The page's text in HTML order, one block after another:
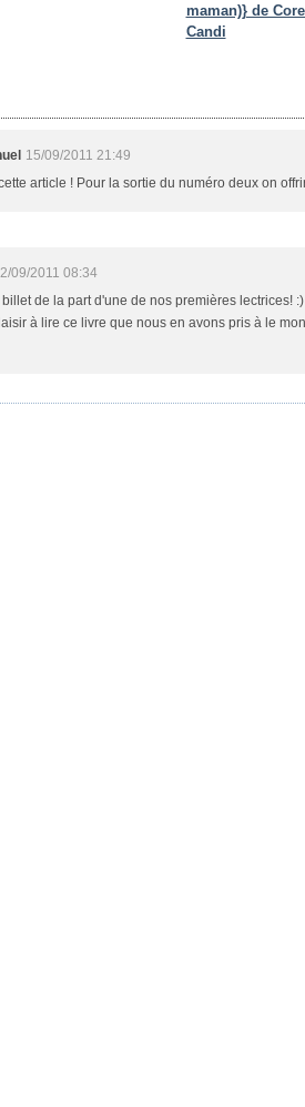
maman)} de
Candi
15/09/2011 21:49
article ! Pour la sortie du numéro deux on
09/2011 08:34
de la part d'une de nos premières lectrices!
à lire ce livre que nous en avons pris à le